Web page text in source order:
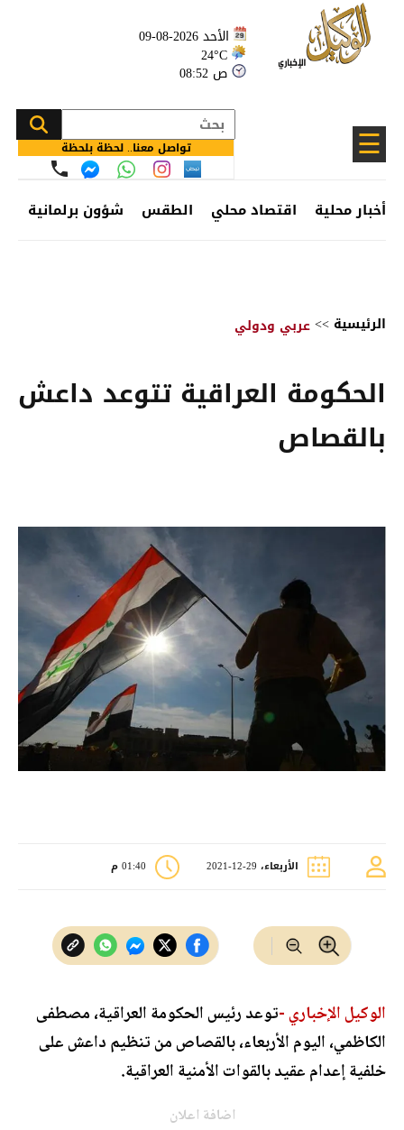
الأحد 2026-08-09
24°C
08:52 ص
☰ تواصل معنا.. لحظة بلحظة
أخبار محلية اقتصاد محلي الطقس شؤون برلمانية
الرئيسية >>عربي ودولي
الحكومة العراقية تتوعد داعش
بالقصاص
الأربعاء، 29-12-2021 01:40 م
الوكيل الإخباري -توعد رئيس الحكومة العراقية، مصطفى
الكاظمي، اليوم الأربعاء، بالقصاص من تنظيم داعش على
خلفية إعدام عقيد بالقوات الأمنية العراقية.
اضافة اعلان